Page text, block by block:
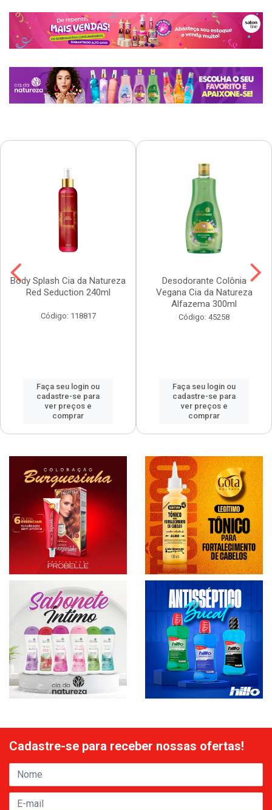
Body Splash Cia da Natureza
Red Seduction 240ml
Código: 118817
Faça seu login ou
cadastre-se para
ver preços e
comprar
Desodorante Colônia
Vegana Cia da Natureza
Alfazema 300ml
Código: 45258
Faça seu login ou
cadastre-se para
ver preços e
comprar
Cadastre-se para receber nossas ofertas!